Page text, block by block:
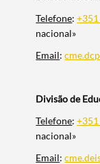
Telefone:
nacional»
Email:
Divisão de
Telefone:
nacional»
Email: